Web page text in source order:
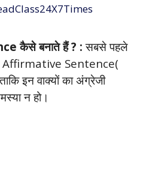
कैसे बनाते हैं ? :सबसे पहले
Affirmative Sentence(
इन वाक्यों का अंग्रेजी
न हो।